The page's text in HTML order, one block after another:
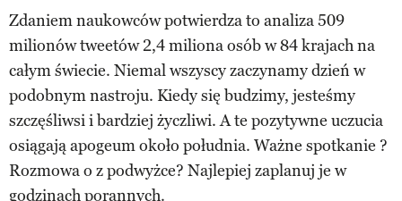
Zdaniem naukowców potwierdza to analiza 509
milionów tweetów 2,4 miliona osób w 84 krajach na
całym świecie. Niemal wszyscy zaczynamy dzień w
podobnym nastroju. Kiedy się budzimy, jesteśmy
szczęśliwsi i bardziej życzliwi. A te pozytywne uczucia
osiągają apogeum około południa. Ważne spotkanie ?
Rozmowa o z podwyżce? Najlepiej zaplanuj je w
godzinach porannych.